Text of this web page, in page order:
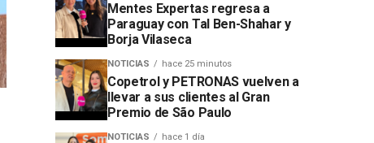
Mentes Expertas regresa a
Paraguay con Tal Ben-Shahar y
Borja Vilaseca
NOTICIAS hace 25 minutos
Copetrol y PETRONAS vuelven a
llevar a sus clientes al Gran
Premio de São Paulo
NOTICIAS hace 1 día